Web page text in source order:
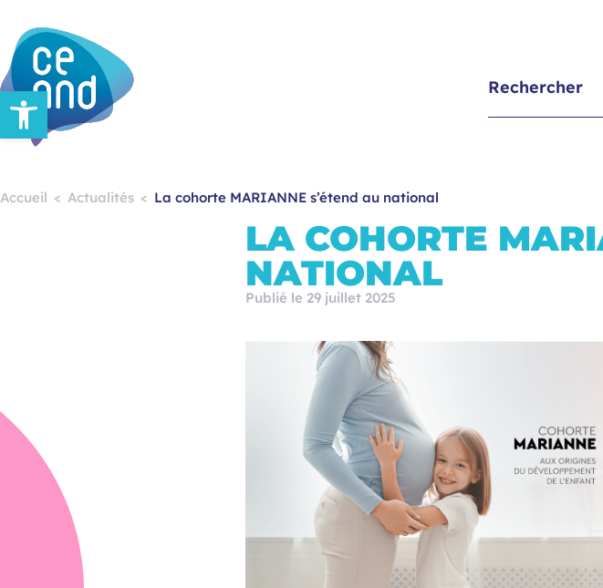
Ouvrir la barre d’outils
Accueil Actualités La cohorte MARIANNE s’étend au national
LA COHORTE
NATIONAL
Publié le 29 juillet 2025